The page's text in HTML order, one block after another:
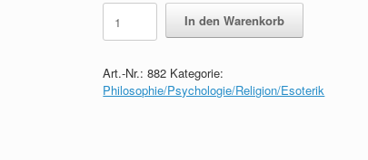
Der
Okkultismus
im
Weltbild
quantity
In den Warenkorb
Art.-Nr.:882 Kategorie:
Philosophie/Psychologie/Religion/Esoterik